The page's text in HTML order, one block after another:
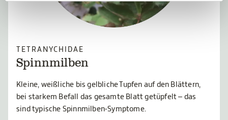
TETRANYCHIDAE
Spinnmilben
Kleine, weißliche bis gelbliche Tupfen auf den Blättern,
bei starkem Befall das gesamte Blatt getüpfelt – das
sind typische Spinnmilben-Symptome.